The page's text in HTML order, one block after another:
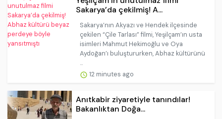
Sakarya’da çekilmiş! A...
Sakarya’nın Akyazı ve Hendek ilçesinde
çekilen “Çile Tarlası” filmi, Yeşilçam’ın usta
isimleri Mahmut Hekimoğlu ve Oya
Aydoğan’ı buluştururken, Abhaz kültürünü
...
12 minutes ago
Anıtkabir ziyaretiyle tanındılar!
Bakanlıktan Doğa...